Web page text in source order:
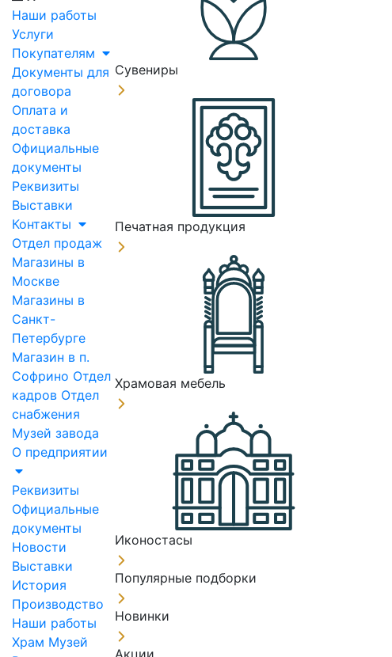
Наши работы
Услуги
Покупателям
Документы для
договора
Оплата и
доставка
Официальные
документы
Реквизиты
Выставки
Контакты
Отдел продаж
Магазины в
Москве
Магазины в
Санкт-
Петербурге
Магазин в п.
Софрино Отдел
кадров Отдел
снабжения
Музей завода
О предприятии
Реквизиты
Официальные
документы
Новости
Выставки
История
Производство
Наши работы
Храм Музей
Сувениры
Печатная продукция
Храмовая мебель
Иконостасы
Популярные подборки
Новинки
Акции